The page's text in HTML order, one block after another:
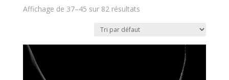
Affichage de 37–45 sur 82 résultats